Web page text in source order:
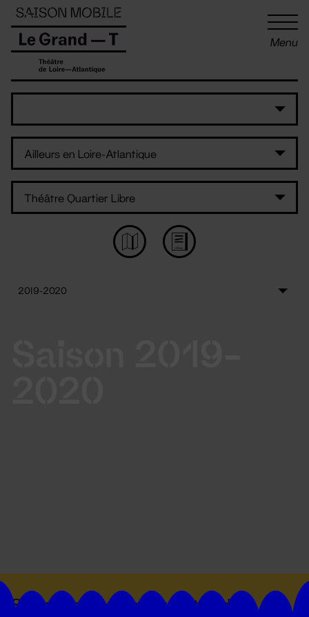
Menu
Suivez toutes les actualités du
Panneau de gestion des cookies